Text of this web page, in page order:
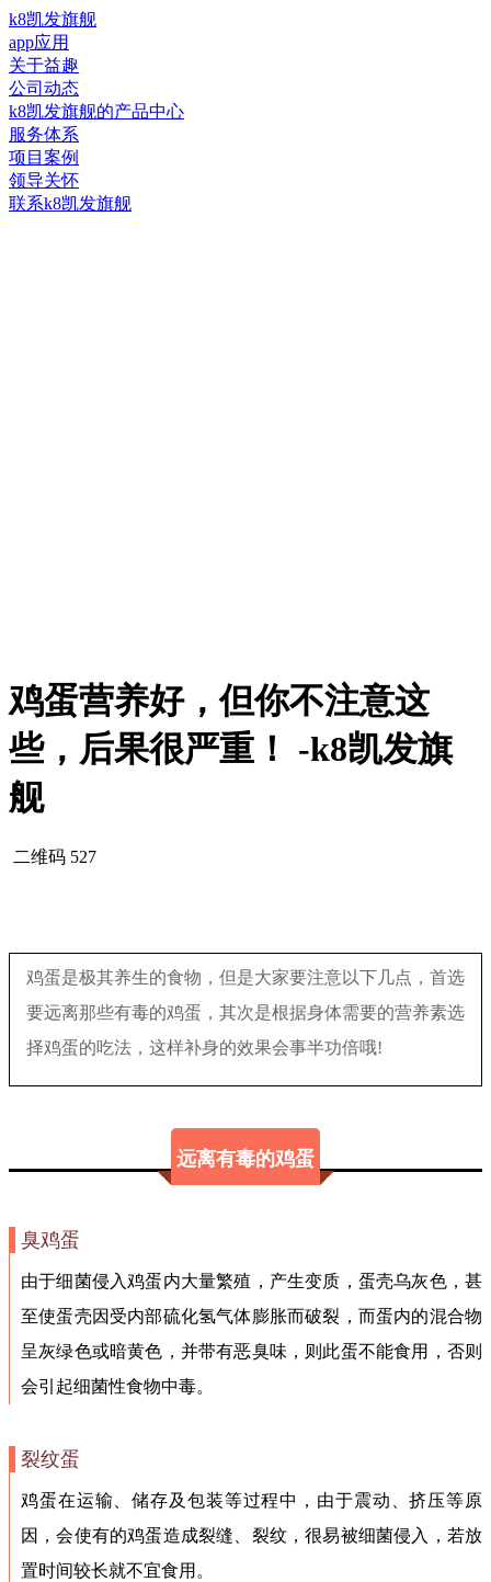
k8凯发旗舰
app应用
关于益趣
公司动态
k8凯发旗舰的产品中心
服务体系
项目案例
领导关怀
联系k8凯发旗舰
鸡蛋营养好，但你不注意这
些，后果很严重！ -k8凯发旗
舰
二维码 527
鸡蛋是极其养生的食物，但是大家要注意以下几点，首选
要远离那些有毒的鸡蛋，其次是根据身体需要的营养素选
择鸡蛋的吃法，这样补身的效果会事半功倍哦!
远离有毒的鸡蛋
臭鸡蛋
由于细菌侵入鸡蛋内大量繁殖，产生变质，蛋壳乌灰色，甚
至使蛋壳因受内部硫化氢气体膨胀而破裂，而蛋内的混合物
呈灰绿色或暗黄色，并带有恶臭味，则此蛋不能食用，否则
会引起细菌性食物中毒。
裂纹蛋
鸡蛋在运输、储存及包装等过程中，由于震动、挤压等原
因，会使有的鸡蛋造成裂缝、裂纹，很易被细菌侵入，若放
置时间较长就不宜食用。